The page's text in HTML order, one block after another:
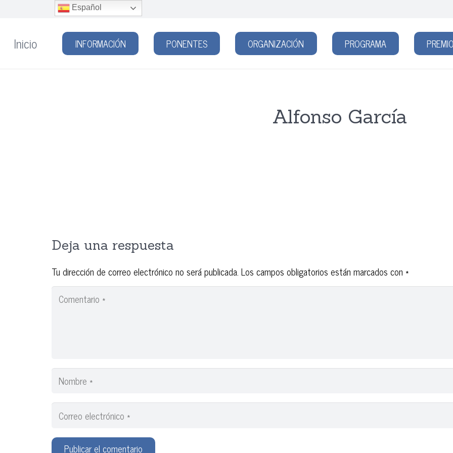
Inicio INFORMACIÓN PONENTES ORGANIZACIÓN PROGRAMA
Alfonso García
Deja una respuesta
Tu dirección de correo electrónico no será publicada. Los campos obligatorios están marcados con *
Publicar el comentario
Español